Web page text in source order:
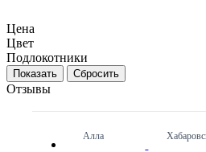
Цена
Цвет
Подлокотники
Сбросить
Отзывы
Алла